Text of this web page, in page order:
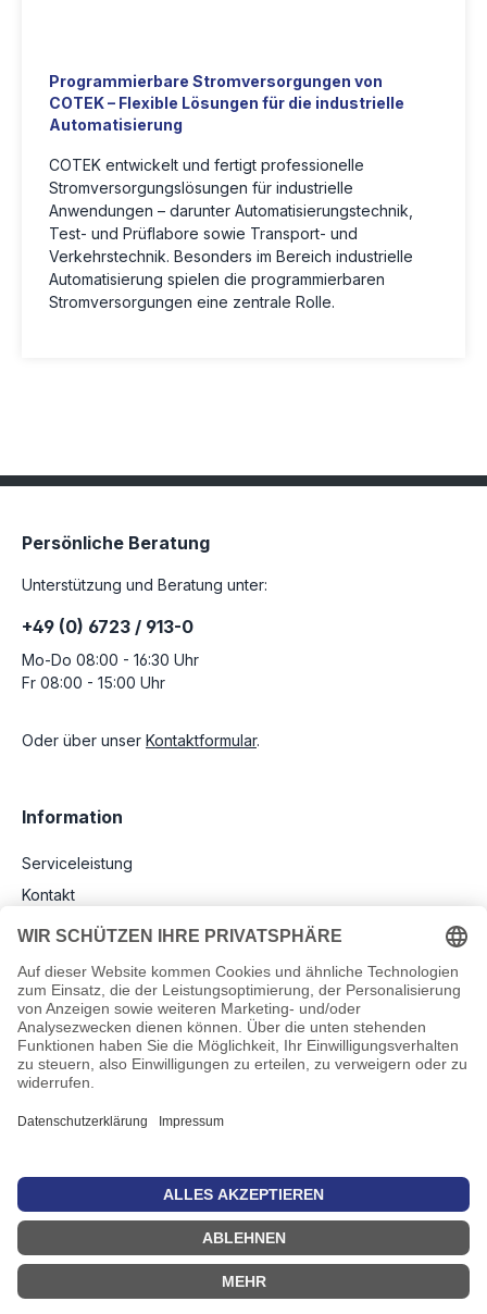
Programmierbare Stromversorgungen von
COTEK – Flexible Lösungen für die industrielle
Automatisierung
COTEK entwickelt und fertigt professionelle
Stromversorgungslösungen für industrielle
Anwendungen – darunter Automatisierungstechnik,
Test- und Prüflabore sowie Transport- und
Verkehrstechnik. Besonders im Bereich industrielle
Automatisierung spielen die programmierbaren
Stromversorgungen eine zentrale Rolle.
Persönliche Beratung
Unterstützung und Beratung unter:
+49 (0) 6723 / 913-0
Mo-Do 08:00 - 16:30 Uhr
Fr 08:00 - 15:00 Uhr
Oder über unser Kontaktformular.
Information
Serviceleistung
Kontakt
Versand und Zahlungsbedingungen
Newsletter
Rechtliche Angaben
Impressum
Datenschutz
Informationen zu Elektro- und Elektronikgeräten
Pflichtangaben nach Verordnung (EU) 2019/1782